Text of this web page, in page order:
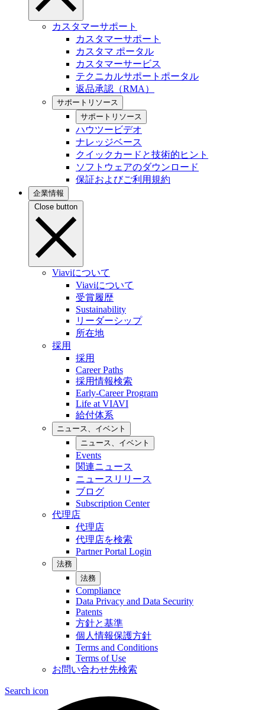
カスタマーサポート
カスタマーサポート
カスタマ ポータル
カスタマーサービス
テクニカルサポートポータル
返品承認（RMA）
サポートリソース
サポートリソース
ハウツービデオ
ナレッジベース
クイックカードと技術的ヒント
ソフトウェアのダウンロード
保証およびご利用規約
企業情報
Close button
Viaviについて
Viaviについて
受賞履歴
Sustainability
リーダーシップ
所在地
採用
採用
Career Paths
採用情報検索
Early-Career Program
Life at VIAVI
給付体系
ニュース、イベント
ニュース、イベント
Events
関連ニュース
ニュースリリース
ブログ
Subscription Center
代理店
代理店
代理店を検索
Partner Portal Login
法務
法務
Compliance
Data Privacy and Data Security
Patents
方針と基準
個人情報保護方針
Terms and Conditions
Terms of Use
お問い合わせ先検索
Search icon